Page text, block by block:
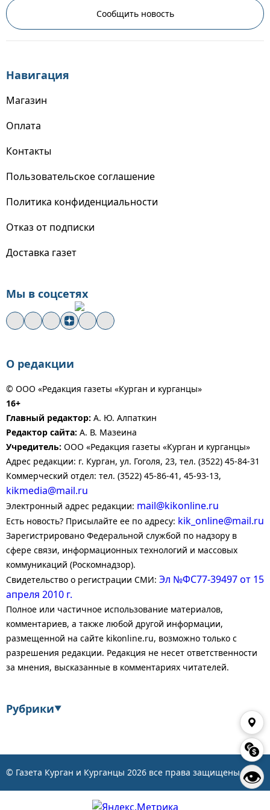
👁
Сообщить новость
Навигация
Магазин
Оплата
Контакты
Пользовательское соглашение
Политика конфиденциальности
Отказ от подписки
Доставка газет
Мы в соцсетях
О редакции
© ООО «Редакция газеты «Курган и курганцы»
16+
Главный редактор: А. Ю. Алпаткин
Редактор сайта: А. В. Мазеина
Учредитель: ООО «Редакция газеты «Курган и курганцы»
Адрес редакции: г. Курган, ул. Гоголя, 23, тел. (3522) 45-84-31
Коммерческий отдел: тел. (3522) 45-86-41, 45-93-13,
kikmedia@mail.ru
Электронный адрес редакции: mail@kikonline.ru
Есть новость? Присылайте ее по адресу: kik_online@mail.ru
Зарегистрировано Федеральной службой по надзору в
сфере связи, информационных технологий и массовых
коммуникаций (Роскомнадзор).
Свидетельство о регистрации СМИ: Эл №ФС77-39497 от 15
апреля 2010 г.
Полное или частичное использование материалов,
комментариев, а также любой другой информации,
размещенной на сайте kikonline.ru, возможно только с
разрешения редакции. Редакция не несет ответственности
за мнения, высказанные в комментариях читателей.
Рубрики▼
© Газета Курган и Курганцы 2026 все права защищены